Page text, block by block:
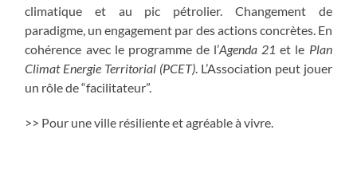
climatique et au pic pétrolier. Changement de
paradigme, un engagement par des actions concrètes. En
cohérence avec le programme de l’Agenda 21 et le Plan
Climat Energie Territorial (PCET) . L’Association peut jouer
un rôle de “facilitateur”.
>> Pour une ville résiliente et agréable à vivre.